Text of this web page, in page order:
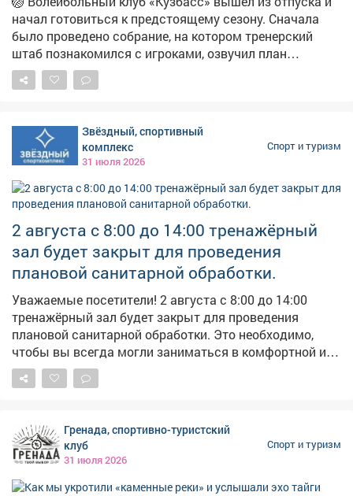
начал готовиться к предстоящему сезону. Сначала
было проведено собрание, на котором тренерский
штаб познакомился с игроками, озвучил план
предсезонной подготовки и обозначил методы
работы. Напомним, буквально накануне сбора
Зинько избавился от приставки и.о. и стал
полноправным наставником. #новости10канала
Звёздный, спортивный
комплекс
31 июля 2026
Спорт и туризм
2 августа с 8:00 до 14:00 тренажёрный
зал будет закрыт для проведения
плановой санитарной обработки.
Уважаемые посетители! 2 августа с 8:00 до 14:00
тренажёрный зал будет закрыт для проведения
плановой санитарной обработки. Это необходимо,
чтобы вы всегда могли заниматься в комфортной и
безопасной обстановке. Будем рады видеть вас после
14:00! Спасибо за понимание.
Гренада, спортивно-туристский
клуб
31 июля 2026
Спорт и туризм